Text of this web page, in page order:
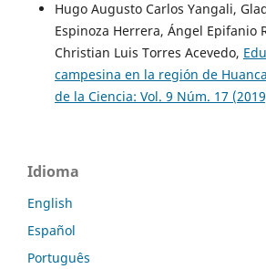
Hugo Augusto Carlos Yangali,
Espinoza Herrera, Ángel Epifanio
Christian Luis Torres Acevedo,
campesina en la región de
de la Ciencia: Vol. 9 Núm. 17
Idioma
English
Español
Português